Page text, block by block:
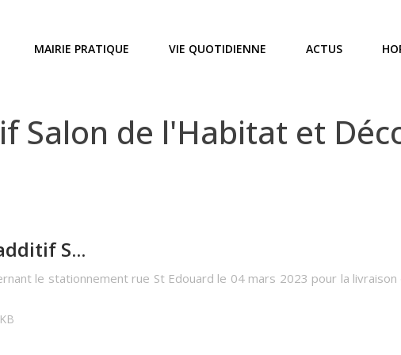
MAIRIE PRATIQUE VIE QUOTIDIENNE ACTUS
Salon de l'Habitat et
S...
le stationnement rue St Edouard le 04 mars 2023 pour la